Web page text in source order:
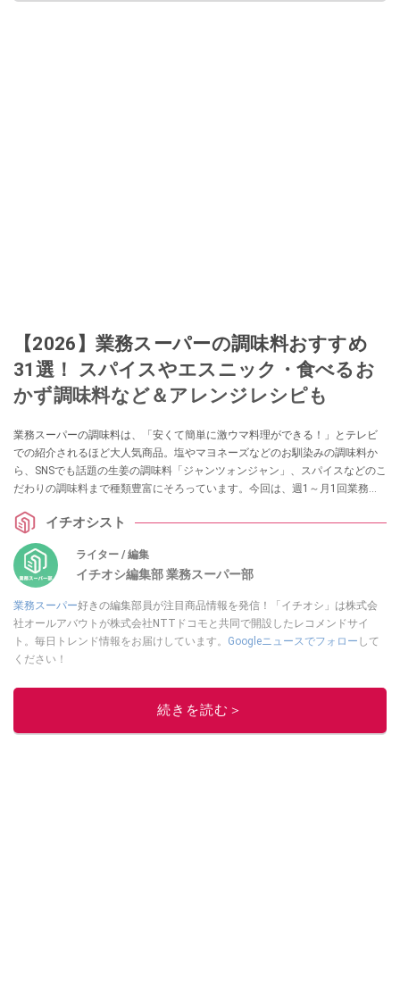
【2026】業務スーパーの調味料おすすめ
31選！ スパイスやエスニック・食べるお
かず調味料など＆アレンジレシピも
業務スーパーの調味料は、「安くて簡単に激ウマ料理ができる！」とテレビ
での紹介されるほど大人気商品。塩やマヨネーズなどのお馴染みの調味料か
ら、SNSでも話題の生姜の調味料「ジャンツォンジャン」、スパイスなどのこ
だわりの調味料まで種類豊富にそろっています。今回は、週1～月1回業務ス
味や値段・コスパ、簡単アレンジレシピをまとめました。
イチオシスト
ライター / 編集
イチオシ編集部 業務スーパー部
業務スーパー好きの編集部員が注目商品情報を発信！「イチオシ」は株式会
社オールアバウトが株式会社NTTドコモと共同で開設したレコメンドサイ
ト。毎日トレンド情報をお届けしています。 Googleニュースでフォロー して
ください！
このイチオシストの他の記事を読む
続きを読む＞